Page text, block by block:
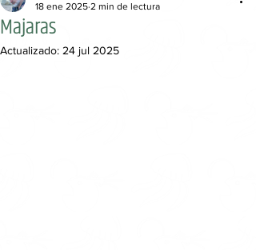
Majaras
18 ene 2025 2 min de lectura
Actualizado: 24 jul 2025